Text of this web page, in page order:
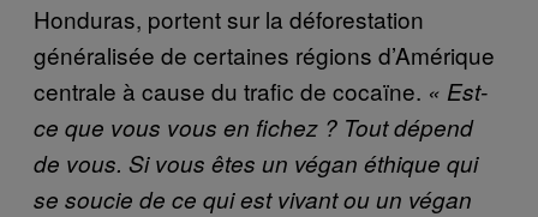
Honduras, portent sur la déforestation
généralisée de certaines régions d’Amérique
centrale à cause du trafic de cocaïne. « Est-
ce que vous vous en fichez ? Tout dépend
de vous. Si vous êtes un végan éthique qui
se soucie de ce qui est vivant ou un végan